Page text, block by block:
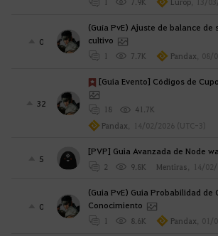
0
(Guía PvE) Ajuste de balance de
cultivo
1 7.7K Pandax 08/
32
[Guia Evento] Códigos de
18
41.7K
Pandax
14/02/2026 (UTC-3)
5
[PVP] Guia Avanzada de Node
2 9.8K Mentiras 14/02/
0
(Guia PvE) Guia Probabilidad de
Conocimiento
1 8.6K Pandax 01/